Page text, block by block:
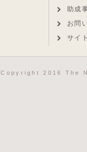
助成
お問
サイ
Copyright 2016 The